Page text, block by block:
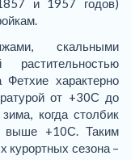
и 1957 годов)
скальными
Фетхие характерно
от +30С до
когда столбик
выше +10С. Таким
курортных сезона –